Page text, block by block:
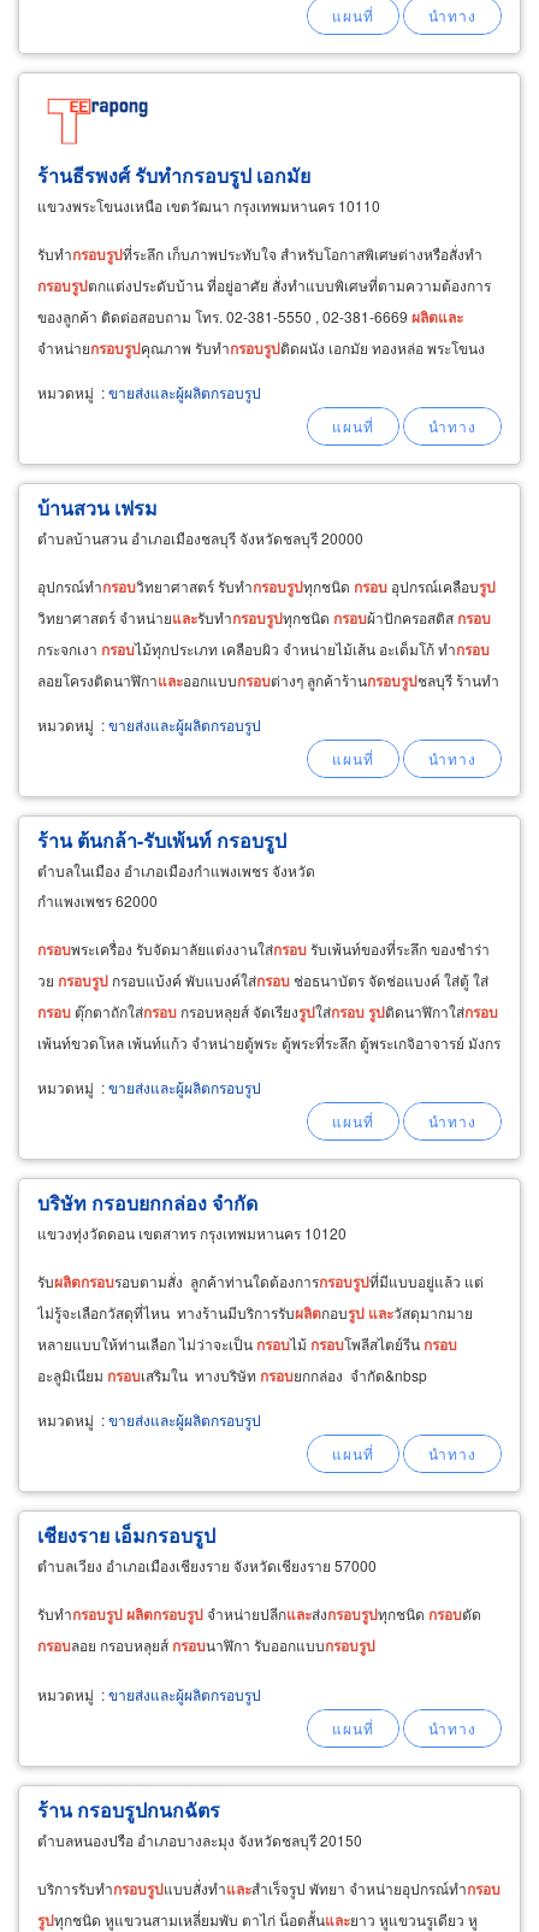
ร้านธีรพงศ์ รับทำกรอบรูป เอกมัย
แขวงพระโขนงเหนือ เขตวัฒนา กรุงเทพมหานคร 10110
รับทำกรอบรูปที่ระลึก เก็บภาพประทับใจ สำหรับโอกาสพิเศษต่างหรือสั่งทำ
กรอบรูปตกแต่งประดับบ้าน ที่อยู่อาศัย สั่งทำแบบพิเศษที่ตามความต้องการ
ของลูกค้า ติดต่อสอบถาม โทร. 02-381-5550 , 02-381-6669 ผลิตและ
จำหน่ายกรอบรูปคุณภาพ รับทำกรอบรูปติดผนัง เอกมัย ทองหล่อ พระโขนง
หมวดหมู่ :ขายส่งและผู้ผลิตกรอบรูป
บ้านสวน เฟรม
ตำบลบ้านสวน อำเภอเมืองชลบุรี จังหวัดชลบุรี 20000
อุปกรณ์ทำกรอบวิทยาศาสตร์ รับทำกรอบรูปทุกชนิด กรอบ อุปกรณ์เคลือบรูป
วิทยาศาสตร์ จำหน่ายและรับทำกรอบรูปทุกชนิด กรอบผ้าปักครอสติส กรอบ
กระจกเงา กรอบไม้ทุกประเภท เคลือบผิว จำหน่ายไม้เส้น อะเด็มโก้ ทำกรอบ
ลอยโครงติดนาฬิกาและออกแบบกรอบต่างๆ ลูกค้าร้านกรอบรูปชลบุรี ร้านทำ
หมวดหมู่ :ขายส่งและผู้ผลิตกรอบรูป
ร้าน ต้นกล้า-รับเพ้นท์ กรอบรูป
ตำบลในเมือง อำเภอเมืองกำแพงเพชร จังหวัด
กำแพงเพชร 62000
กรอบพระเครื่อง รับจัดมาลัยแต่งงานใส่กรอบ รับเพ้นท์ของที่ระลึก ของชำร่า
วย กรอบรูป กรอบแบ้งค์ พับแบงค์ใส่กรอบช่อธนาบัตร จัดช่อแบงค์ ใส่ตู้ ใส่
กรอบ ตุ๊กตาถักใส่กรอบ กรอบหลุยส์ จัดเรียงรูปใส่กรอบรูปติดนาฬิกาใส่กรอบ
เพ้นท์ขวดโหล เพ้นท์แก้ว จำหน่ายตู้พระ ตู้พระที่ระลึก ตู้พระเกจิอาจารย์ มังกร
หมวดหมู่ :ขายส่งและผู้ผลิตกรอบรูป
บริษัท กรอบยกกล่อง จำกัด
แขวงทุ่งวัดดอน เขตสาทร กรุงเทพมหานคร 10120
รับผลิตกรอบรอบตามสั่ง ลูกค้าท่านใดต้องการกรอบรูปที่มีแบบอยู่แล้ว แต่
ไม่รู้จะเลือกวัสดุที่ไหน ทางร้านมีบริการรับผลิตกอบรูป และวัสดุมากมาย
หลายแบบให้ท่านเลือก ไม่ว่าจะเป็น กรอบไม้ กรอบโพลีสไตย์รีน กรอบ
อะลูมิเนียม กรอบเสริมใน ทางบริษัท กรอบยกกล่อง จำกัด&nbsp
หมวดหมู่ :ขายส่งและผู้ผลิตกรอบรูป
เชียงราย เอ็มกรอบรูป
ตำบลเวียง อำเภอเมืองเชียงราย จังหวัดเชียงราย 57000
รับทำกรอบรูปผลิตกรอบรูปจำหน่ายปลีกและส่งกรอบรูปทุกชนิด กรอบตัด
กรอบลอย กรอบหลุยส์ กรอบนาฬิกา รับออกแบบกรอบรูป
หมวดหมู่ :ขายส่งและผู้ผลิตกรอบรูป
ร้าน กรอบรูปกนกฉัตร
ตำบลหนองปรือ อำเภอบางละมุง จังหวัดชลบุรี 20150
บริการรับทำกรอบรูปแบบสั่งทำและสำเร็จรูป พัทยา จำหน่ายอุปกรณ์ทำกรอบ
รูปทุกชนิด หูแขวนสามเหลี่ยมพับ ตาไก่ น็อตสั้นและยาว หูแขวนรูเดียว หู